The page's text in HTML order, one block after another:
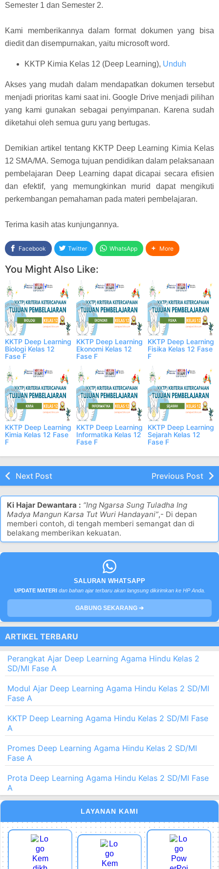
Semester 1 dan Semester 2.
Kami memberikannya dalam format dokumen yang bisa
diedit dan disempurnakan, yaitu microsoft word.
KKTP Kimia Kelas 12 (Deep Learning), Unduh
Akses yang mudah dalam mendapatkan dokumen tersebut
menjadi prioritas kami saat ini. Google Drive menjadi pilihan
yang kami gunakan sebagai penyimpanan. Karena sudah
diketahui oleh semua guru yang bertugas.
Demikian artikel tentang KKTP Deep Learning Kimia Kelas
12 SMA/MA. Semoga tujuan pendidikan dalam pelaksanaan
pembelajaran Deep Learning dapat dicapai secara efisien
dan efektif, yang memungkinkan murid dapat mengikuti
perkembangan pemahaman pada materi pembelajaran.
Terima kasih atas kunjungannya.
Facebook Twitter WhatsApp More
You Might Also Like:
KKTP Deep Learning
Biologi Kelas 12
Fase F
KKTP Deep Learning
Ekonomi Kelas 12
Fase F
KKTP Deep Learning
Fisika Kelas 12 Fase
F
KKTP Deep Learning
Kimia Kelas 12 Fase
F
KKTP Deep Learning
Informatika Kelas 12
Fase F
KKTP Deep Learning
Sejarah Kelas 12
Fase F
Next Post Previous Post
Ki Hajar Dewantara : “Ing Ngarsa Sung Tuladha Ing
Madya Mangun Karsa Tut Wuri Handayani”,- Di depan
memberi contoh, di tengah memberi semangat dan di
belakang memberikan kekuatan.
SALURAN WHATSAPP
UPDATE MATERI dan bahan ajar terbaru akan langsung dikirimkan ke HP Anda.
GABUNG SEKARANG ➔
ARTIKEL TERBARU
Perangkat Ajar Deep Learning Agama Hindu Kelas 2
SD/MI Fase A
Modul Ajar Deep Learning Agama Hindu Kelas 2 SD/MI
Fase A
KKTP Deep Learning Agama Hindu Kelas 2 SD/MI Fase
A
Promes Deep Learning Agama Hindu Kelas 2 SD/MI
Fase A
Prota Deep Learning Agama Hindu Kelas 2 SD/MI Fase
A
LAYANAN KAMI